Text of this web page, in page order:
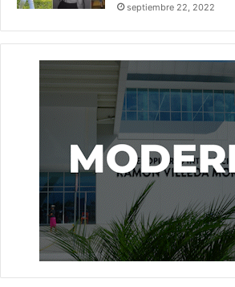
septiembre 22, 2022